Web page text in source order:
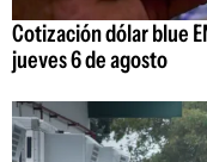
Cotización dólar blue
jueves 6 de agosto